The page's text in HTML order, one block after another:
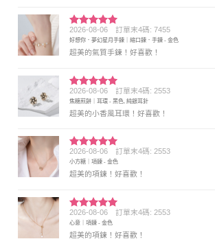
評分5 滿
分 5
2026-08-06 訂單末4碼: 7455
好想你．夢幻星月手鍊｜縮口鍊．手鍊 - 金色
超美的氣質手鍊！好喜歡！
評分5滿
分 5
2026-08-06 訂單末4碼: 2553
焦糖煎餅｜耳環 - 黑色, 純銀耳針
超美的小香風耳環！好喜歡！
評分5 滿
分 5
2026-08-06 訂單末4碼: 2553
小方糖｜項鍊 - 金色
超美的項鍊！好喜歡！
評分5 滿
分 5
2026-08-06 訂單末4碼: 2553
心意｜項鍊 - 金色
超美的項鍊！好喜歡！